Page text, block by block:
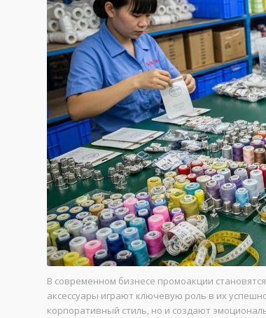
В современном бизнесе промоакции
аксессуары играют ключевую роль в их
корпоративный стиль, но и создают